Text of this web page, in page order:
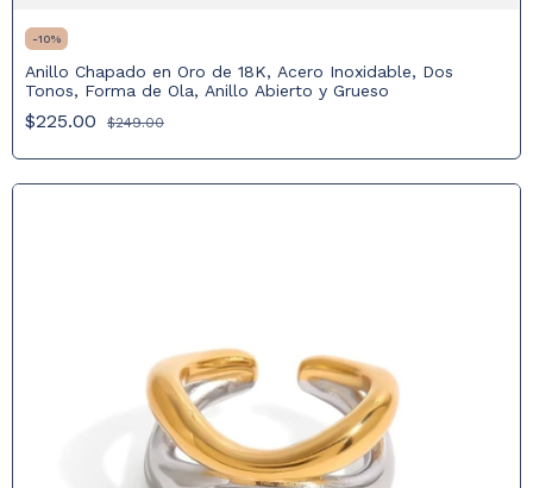
-10%
Anillo Chapado en Oro de 18K, Acero Inoxidable, Dos
Tonos, Forma de Ola, Anillo Abierto y Grueso
$225.00 $249.00